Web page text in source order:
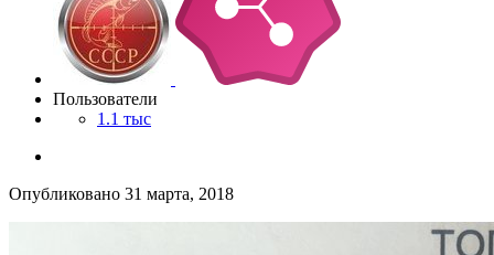
Пользователи
1.1 тыс
Опубликовано 31 марта, 2018